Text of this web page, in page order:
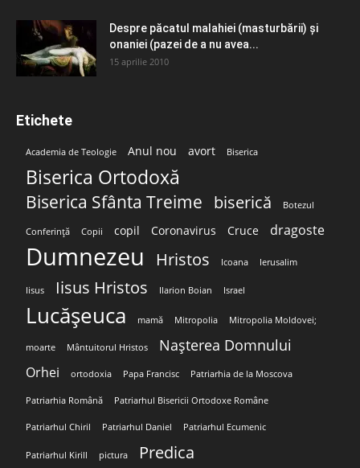
Despre păcatul malahiei (masturbării) şi
onaniei (pazei de a nu avea...
15 aprilie 2010
Etichete
Academia de Teologie Anul nou avort Biserica
Biserica Ortodoxă
Biserica Sfânta Treime biserică Botezul
Conferință Copii copil Coronavirus Cruce dragoste
Dumnezeu Hristos Icoana Ierusalim
Iisus Iisus Hristos Ilarion Boian Israel
Lucășeuca mamă Mitropolia Mitropolia Moldovei;
moarte Mântuitorul Hristos Nașterea Domnului
Orhei ortodoxia Papa Francisc Patriarhia de la Moscova
Patriarhia Română Patriarhul Bisericii Ortodoxe Române
Patriarhul Chiril Patriarhul Daniel Patriarhul Ecumenic
Patriarhul Kirill pictura Predica